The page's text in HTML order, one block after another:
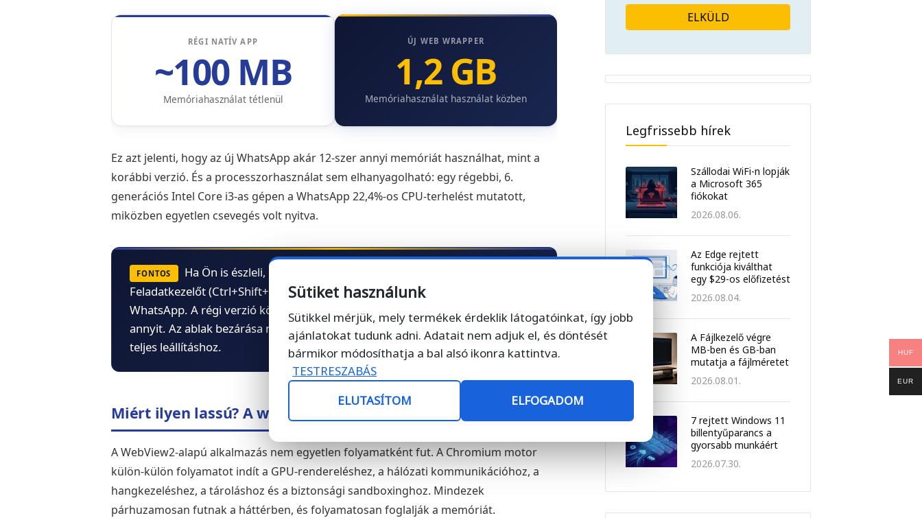
RÉGI NATÍV APP
~100 MB
Memóriahasználat tétlenül
ÚJ WEB WRAPPER
1,2 GB
Memóriahasználat használat közben
Ez azt jelenti, hogy az új WhatsApp akár 12-szer annyi memóriát használhat, mint a
korábbi verzió. És a processzorhasználat sem elhanyagolható: egy régebbi, 6.
generációs Intel Core i3-as gépen a WhatsApp 22,4%-os CPU-terhelést mutatott,
miközben egyetlen csevegés volt nyitva.
FONTOS
Ha Ön is észleli, hogy lassabb lett a gépe, érdemes megnyitnia a
Feladatkezelőt (Ctrl+Shift+Esc), és ellenőriznie, mennyi memóriát foglal a
WhatsApp. A régi verzió körülbelül 100 MB-ot használt, az új akár 12-szer
annyit. Az ablak bezárása nem állítja le a programot, a tálcáról kell kilépnie a
teljes leállításhoz.
Miért ilyen lassú? A web wrapper probléma
A WebView2-alapú alkalmazás nem egyetlen folyamatként fut. A Chromium motor
külön-külön folyamatot indít a GPU-rendereléshez, a hálózati kommunikációhoz, a
hangkezeléshez, a tároláshoz és a biztonsági sandboxinghoz. Mindezek
párhuzamosan futnak a háttérben, és folyamatosan foglalják a memóriát.
ELKÜLD
Legfrissebb hírek
Szállodai WiFi-n lopják
a Microsoft 365
fiókokat
2026.08.06.
Az Edge rejtett
funkciója kiválthat
egy $29-os előfizetést
2026.08.04.
A Fájlkezelő végre
MB-ben és GB-ban
mutatja a fájlméretet
2026.08.01.
7 rejtett Windows 11
billentyűparancs a
gyorsabb munkáért
2026.07.30.
HUF
EUR
Sütiket használunk
Sütikkel mérjük, mely termékek érdeklik látogatóinkat, így jobb
ajánlatokat tudunk adni. Adatait nem adjuk el, és döntését
bármikor módosíthatja a bal alsó ikonra kattintva.
TESTRESZABÁS
ELUTASÍTOM
ELFOGADOM